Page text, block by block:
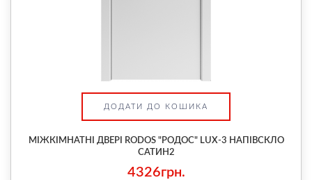
ДОДАТИ ДО КОШИКА
МІЖКІМНАТНІ ДВЕРІ RODOS "РОДОС" LUX-3 НАПІВСКЛО
САТИН2
4326грн.